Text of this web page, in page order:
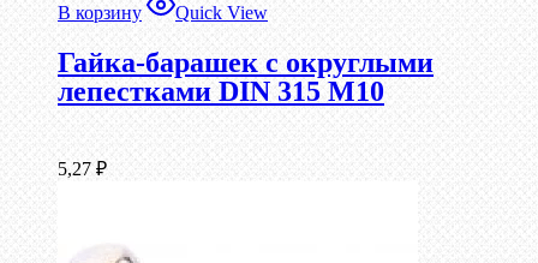
В корзину Quick View
Гайка-барашек с округлыми
лепестками DIN 315 М10
5,27 ₽